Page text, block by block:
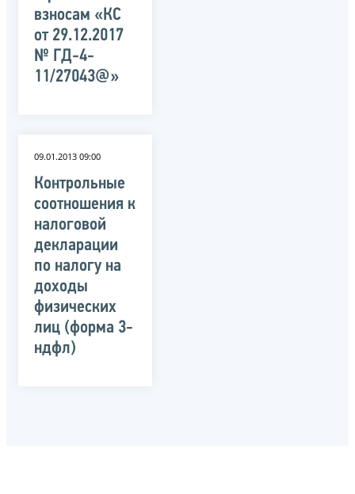
взносам «КС
от 29.12.2017
№ ГД-4-
11/27043@»
09.01.2013 09:00
Контрольные
соотношения к
налоговой
декларации
по налогу на
доходы
физических
лиц (форма 3-
ндфл)